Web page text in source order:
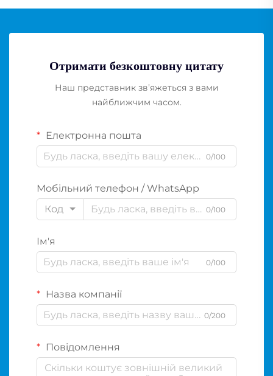
Отримати безкоштовну цитату
Наш представник зв’яжеться з вами
найближчим часом.
Електронна пошта
0/100
Мобільний телефон / WhatsApp
Код
0/100
Ім'я
0/100
Назва компанії
0/200
Повідомлення